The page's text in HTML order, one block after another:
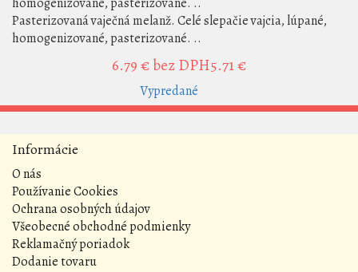
Pasterizovaná vaječná melanž. Celé slepačie vajcia, lúpané,
homogenizované, pasterizované. ..
6.79 €bez DPH5.71 €
Vypredané
Informácie
O nás
Používanie Cookies
Ochrana osobných údajov
Všeobecné obchodné podmienky
Reklamačný poriadok
Dodanie tovaru